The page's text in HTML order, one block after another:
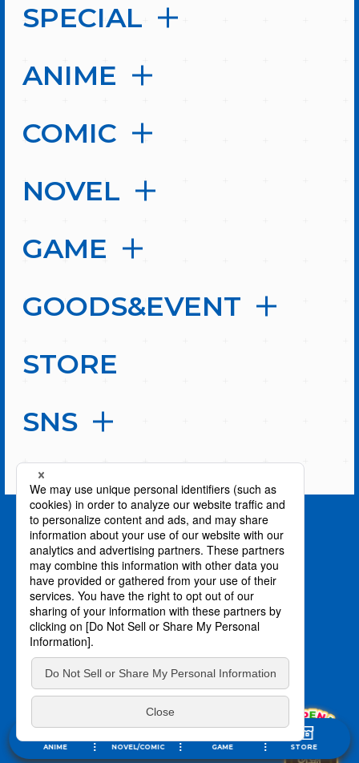
SPECIAL
ANIME
COMIC
NOVEL
GAME
GOODS&EVENT
STORE
SNS
PAGE TOP
©柴・伏瀬・講談社／転スラ日記製作委員会
ANIME NOVEL/COMIC GAME STORE